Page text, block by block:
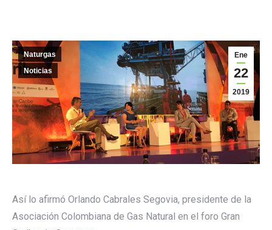
Ene
22
2019
Naturgas
Noticias
Así lo afirmó Orlando Cabrales Segovia, presidente de la
Asociación Colombiana de Gas Natural en el foro Gran